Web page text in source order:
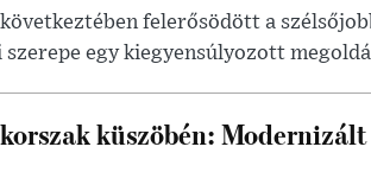
felerősödött a
egy kiegyensúlyozott
küszöbén: